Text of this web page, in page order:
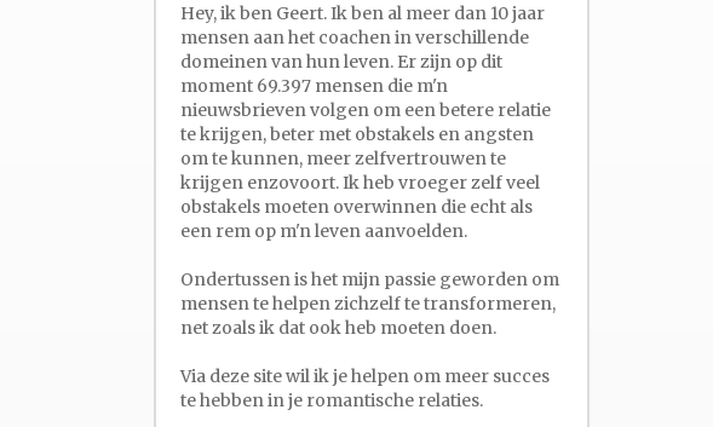
Hey, ik ben Geert. Ik ben al meer dan 10 jaar
mensen aan het coachen in verschillende
domeinen van hun leven. Er zijn op dit
moment 69.397 mensen die m'n
nieuwsbrieven volgen om een betere relatie
te krijgen, beter met obstakels en angsten
om te kunnen, meer zelfvertrouwen te
krijgen enzovoort. Ik heb vroeger zelf veel
obstakels moeten overwinnen die echt als
een rem op m'n leven aanvoelden.
Ondertussen is het mijn passie geworden om
mensen te helpen zichzelf te transformeren,
net zoals ik dat ook heb moeten doen.
Via deze site wil ik je helpen om meer succes
te hebben in je romantische relaties.